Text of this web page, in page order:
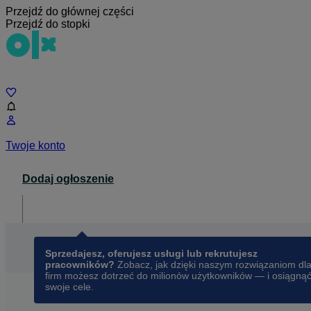
Przejdź do głównej części
Przejdź do stopki
Twoje konto
Dodaj ogłoszenie
Sprzedajesz, oferujesz usługi lub rekrutujesz
pracowników? Zobacz, jak dzięki naszym rozwiązaniom dla
firm możesz dotrzeć do milionów użytkowników — i osiągnąć
swoje cele.